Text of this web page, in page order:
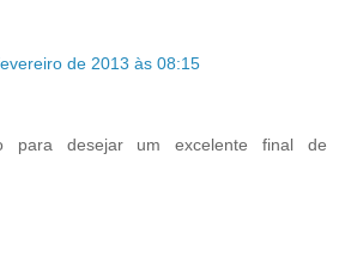
de 2013 às 08:15
para desejar um excelente final de